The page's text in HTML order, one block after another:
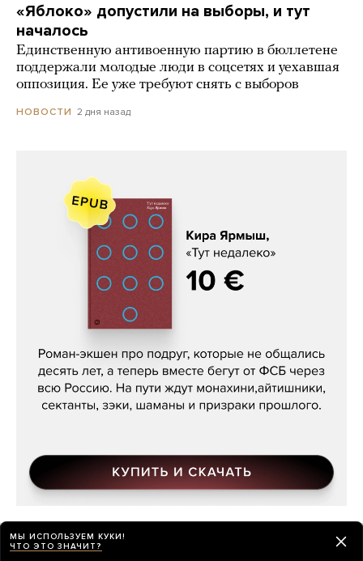
«Яблоко» допустили на выборы, и тут
началось
Единственную антивоенную партию в бюллетене
поддержали молодые люди в соцсетях и уехавшая
оппозиция. Ее уже требуют снять с выборов
НОВОСТИ 2 дня назад
Кира Ярмыш, «Тут недалеко»
МЫ ИСПОЛЬЗУЕМ КУКИ!
ЧТО ЭТО ЗНАЧИТ?